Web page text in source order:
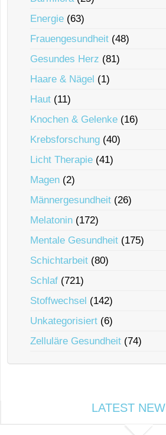
Energie (63)
Frauengesundheit (48)
Gesundes Herz (81)
Haare & Nägel (1)
Haut (11)
Knochen & Gelenke (16)
Krebsforschung (40)
Licht Therapie (41)
Magen (2)
Männergesundheit (26)
Melatonin (172)
Mentale Gesundheit (175)
Schichtarbeit (80)
Schlaf (721)
Stoffwechsel (142)
Unkategorisiert (6)
Zelluläre Gesundheit (74)
LATEST